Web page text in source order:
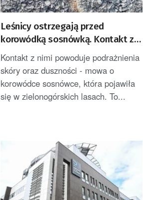
Leśnicy ostrzegają przed
korowódką sosnówką. Kontakt z
gąsienicą może wywołać
poparzenia
Kontakt z nimi powoduje podrażnienia
skóry oraz duszności - mowa o
korowódce sosnówce, która pojawiła
się w zielonogórskich lasach. To...